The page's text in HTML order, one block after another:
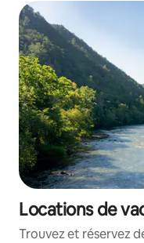
Locations de
Trouvez et réservez